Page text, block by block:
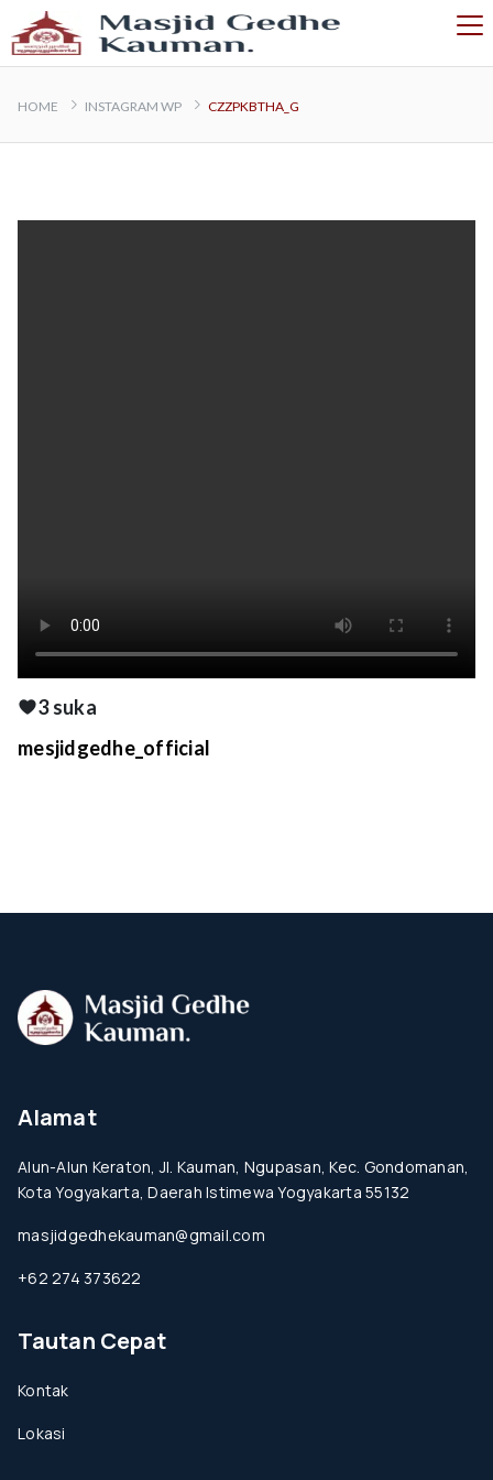
HOME INSTAGRAM WP CZZPKBTHA_G
3 suka
mesjidgedhe_official
Alamat
Alun-Alun Keraton, Jl. Kauman, Ngupasan, Kec. Gondomanan,
Kota Yogyakarta, Daerah Istimewa Yogyakarta 55132
masjidgedhekauman@gmail.com
+62 274 373622
Tautan Cepat
Kontak
Lokasi